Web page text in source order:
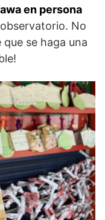
en persona
No
se haga una